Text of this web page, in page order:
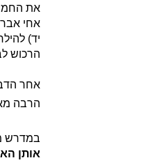
את
אחי
יד)
הרכוש
אחר
הרבה
במדרש
אותן